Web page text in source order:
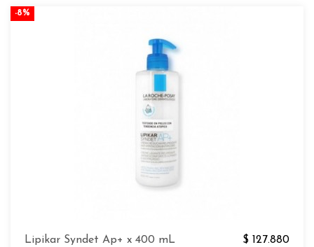
-8%
Lipikar Syndet Ap+ x 400 mL $ 127.880